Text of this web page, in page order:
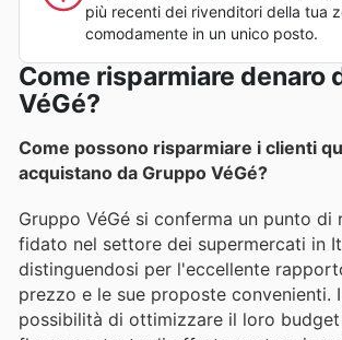
più recenti dei rivenditori della tua
comodamente in un unico posto.
Come risparmiare denaro
VéGé?
Come possono risparmiare i clienti
acquistano da Gruppo VéGé?
Gruppo VéGé si conferma un punto di
fidato nel settore dei supermercati in
distinguendosi per l'eccellente
prezzo e le sue proposte convenienti.
possibilità di ottimizzare il loro